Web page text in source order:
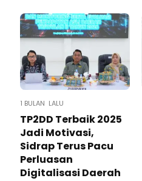
1 BULAN LALU
TP2DD Terbaik 2025
Jadi Motivasi,
Sidrap Terus Pacu
Perluasan
Digitalisasi Daerah